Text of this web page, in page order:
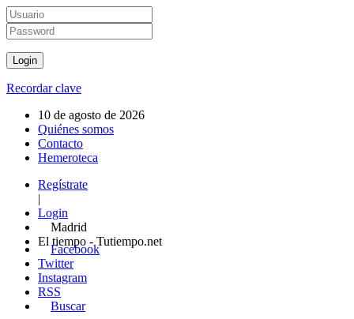
Recordar clave
10 de agosto de 2026
Quiénes somos
Contacto
Hemeroteca
Regístrate
|
Login
Madrid
El tiempo - Tutiempo.net
Facebook
Twitter
Instagram
RSS
Buscar